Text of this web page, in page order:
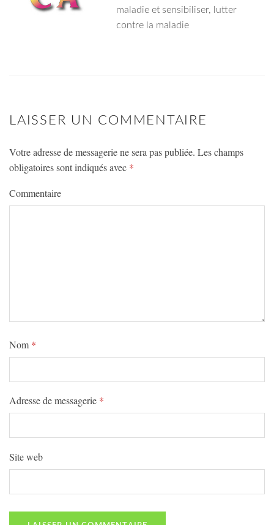
maladie et sensibiliser, lutter
contre la maladie
LAISSER UN COMMENTAIRE
Votre adresse de messagerie ne sera pas publiée. Les champs
obligatoires sont indiqués avec *
Commentaire
Nom *
Adresse de messagerie *
Site web